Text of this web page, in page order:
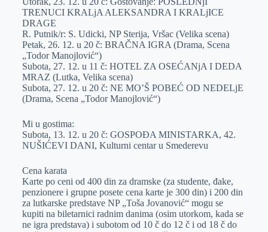
TRENUCI KRALjA ALEKSANDRA I KRALjICE
DRAGE
R. Putnik/r: S. Udicki, NP Sterija, Vršac (Velika scena)
Petak, 26. 12. u 20 č: BRAČNA IGRA (Drama, Scena
„Todor Manojlović“)
Subota, 27. 12. u 11 č: HOTEL ZA OSEĆANjA I DEDA
MRAZ (Lutka, Velika scena)
Subota, 27. 12. u 20 č: NE MO’Š POBEĆ OD NEDELjE
(Drama, Scena „Todor Manojlović“)
Mi u gostima:
Subota, 13. 12. u 20 č: GOSPOĐA MINISTARKA, 42.
NUŠIĆEVI DANI, Kulturni centar u Smederevu
Cena karata
Karte po ceni od 400 din za dramske (za studente, đake,
penzionere i grupne posete cena karte je 300 din) i 200 din
za lutkarske predstave NP „Toša Jovanović“ mogu se
kupiti na biletarnici radnim danima (osim utorkom, kada se
ne igra predstava) i subotom od 10 č do 12 č i od 18 č do